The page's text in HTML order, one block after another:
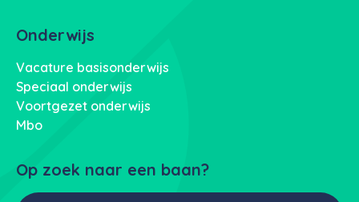
Onderwijs
Vacature basisonderwijs
Speciaal onderwijs
Voortgezet onderwijs
Mbo
Op zoek naar een baan?